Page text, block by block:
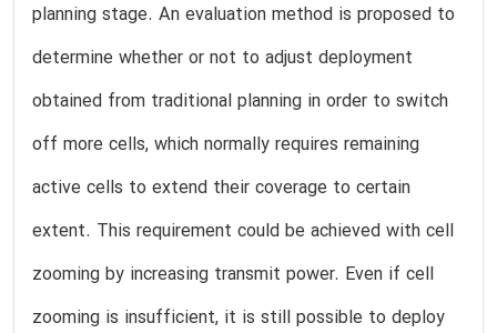
planning stage. An evaluation method is proposed to
determine whether or not to adjust deployment
obtained from traditional planning in order to switch
off more cells, which normally requires remaining
active cells to extend their coverage to certain
extent. This requirement could be achieved with cell
zooming by increasing transmit power. Even if cell
zooming is insufficient, it is still possible to deploy